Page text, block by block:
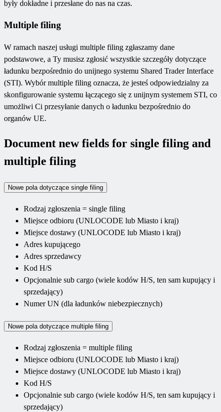
były dokładne i przesłane do nas na czas.
Multiple filing
W ramach naszej usługi multiple filing zgłaszamy dane
podstawowe, a Ty musisz zgłosić wszystkie szczegóły dotyczące
ładunku bezpośrednio do unijnego systemu Shared Trader Interface
(STI). Wybór multiple filing oznacza, że jesteś odpowiedzialny za
skonfigurowanie systemu łączącego się z unijnym systemem STI, co
umożliwi Ci przesyłanie danych o ładunku bezpośrednio do
organów UE.
Document new fields for single filing and
multiple filing
Nowe pola dotyczące single filing
Rodzaj zgłoszenia = single filing
Miejsce odbioru (UNLOCODE lub Miasto i kraj)
Miejsce dostawy (UNLOCODE lub Miasto i kraj)
Adres kupującego
Adres sprzedawcy
Kod H/S
Opcjonalnie sub cargo (wiele kodów H/S, ten sam kupujący i
sprzedający)
Numer UN (dla ładunków niebezpiecznych)
Nowe pola dotyczące multiple filing
Rodzaj zgłoszenia = multiple filing
Miejsce odbioru (UNLOCODE lub Miasto i kraj)
Miejsce dostawy (UNLOCODE lub Miasto i kraj)
Kod H/S
Opcjonalnie sub cargo (wiele kodów H/S, ten sam kupujący i
sprzedający)